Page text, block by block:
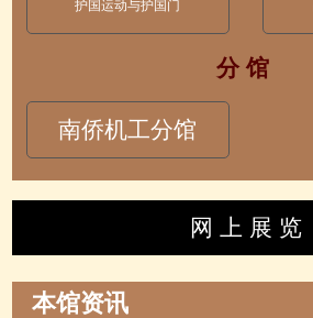
护国运动与护国门
分 馆
南侨机工分馆
网 上 展 览
本馆资讯